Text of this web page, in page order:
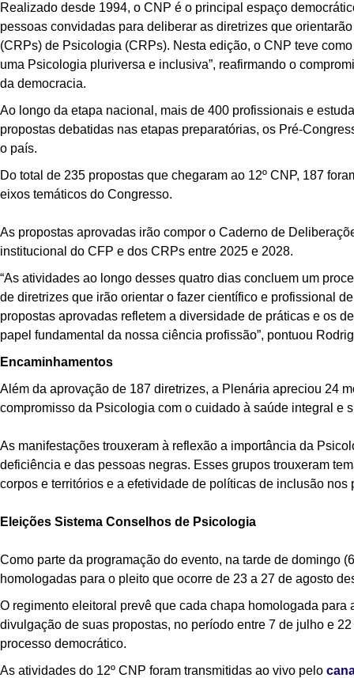
Realizado desde 1994, o CNP é o principal espaço
pessoas convidadas para deliberar as diretrizes que
(CRPs) de Psicologia (CRPs). Nesta edição, o CNP teve
uma Psicologia pluriversa e inclusiva”, reafirmando o
da democracia.
Ao longo da etapa nacional, mais de 400 profissionais e
propostas debatidas nas etapas preparatórias, os Pré-
o país.
Do total de 235 propostas que chegaram ao 12º CNP, 187
eixos temáticos do Congresso.
As propostas aprovadas irão compor o Caderno de
institucional do CFP e dos CRPs entre 2025 e 2028.
“As atividades ao longo desses quatro dias concluem um
de diretrizes que irão orientar o fazer científico e profissional
propostas aprovadas refletem a diversidade de práticas e os
papel fundamental da nossa ciência profissão”, pontuou
Encaminhamentos
Além da aprovação de 187 diretrizes, a Plenária apreciou 24
compromisso da Psicologia com o cuidado à saúde integral e
As manifestações trouxeram à reflexão a importância da
deficiência e das pessoas negras. Esses grupos trouxeram
corpos e territórios e a efetividade de políticas de inclusão nos
Eleições Sistema Conselhos de Psicologia
Como parte da programação do evento, na tarde de domingo
homologadas para o pleito que ocorre de 23 a 27 de agosto
O regimento eleitoral prevê que cada chapa homologada
divulgação de suas propostas, no período entre 7 de julho e
processo democrático.
As atividades do 12º CNP foram transmitidas ao vivo pelo